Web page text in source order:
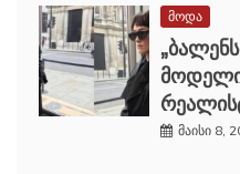
მოდა
მაისი 8,